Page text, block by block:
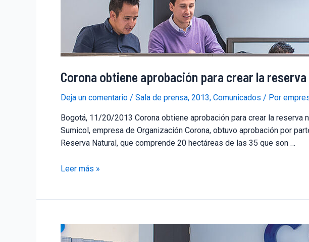
Corona obtiene aprobación para crear la
Deja un comentario / Sala de prensa, 2013, Comunicados / Por
Bogotá, 11/20/2013 Corona obtiene aprobación para crear la reserva
Sumicol, empresa de Organización Corona, obtuvo aprobación por
Reserva Natural, que comprende 20 hectáreas de las 35 que son …
Leer más »